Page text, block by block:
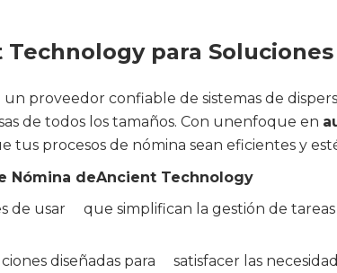
para
un proveedor confiable de sistemas de
de todos los tamaños. Con unenfoque en
tus procesos de nómina sean eficientes y
Nómina deAncient Technology
de usar que simplifican la gestión de
diseñadas para satisfacer las